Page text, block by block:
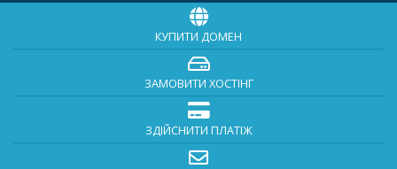
КУПИТИ ДОМЕН
ЗАМОВИТИ ХОСТІНГ
ЗДІЙСНИТИ ПЛАТІЖ